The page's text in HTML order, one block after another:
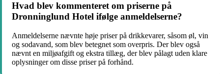
Hvad blev kommenteret om priserne på
Dronninglund Hotel ifølge anmeldelserne?
Anmeldelserne nævnte høje priser på drikkevarer, såsom øl, vin
og sodavand, som blev betegnet som overpris. Der blev også
nævnt en miljøafgift og ekstra tillæg, der blev pålagt uden klare
oplysninger om disse priser på forhånd.